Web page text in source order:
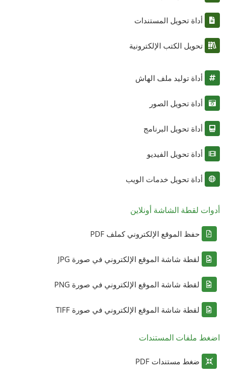
أداة تحويل المستندات
تحويل الكتب الإلكترونية
أداة توليد ملف الهاش
أداة تحويل الصور
أداة تحويل البرنامج
أداة تحويل الفيديو
أداة تحويل خدمات الويب
أدوات لقطة الشاشة أونلاين
حفظ الموقع الإلكتروني كملف PDF
لقطة شاشة الموقع الإلكتروني في صورة JPG
لقطة شاشة الموقع الإلكتروني في صورة PNG
لقطة شاشة الموقع الإلكتروني في صورة TIFF
اضغط ملفات المستندات
ضغط مستندات PDF